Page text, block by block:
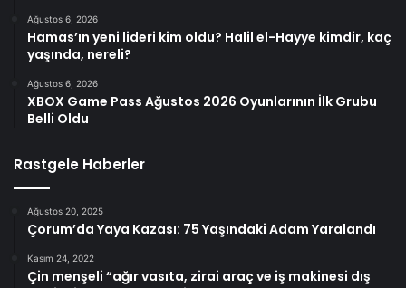
Ağustos 6, 2026
Hamas’ın yeni lideri kim oldu? Halil el-Hayye kimdir, kaç
yaşında, nereli?
Ağustos 6, 2026
XBOX Game Pass Ağustos 2026 Oyunlarının İlk Grubu
Belli Oldu
Rastgele Haberler
Ağustos 20, 2025
Çorum’da Yaya Kazası: 75 Yaşındaki Adam Yaralandı
Kasım 24, 2022
Çin menşeli “ağır vasıta, zirai araç ve iş makinesi dış